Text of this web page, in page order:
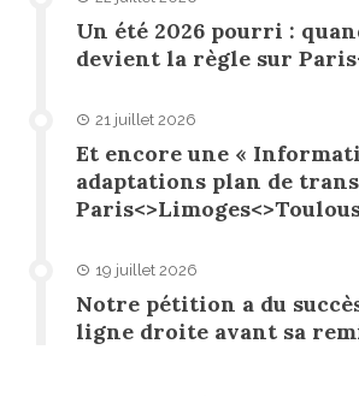
Un été 2026 pourri :
devient la règle sur
21 juillet 2026
Et encore une «
adaptations plan de
19 juillet 2026
Notre pétition a du
ligne droite avant sa